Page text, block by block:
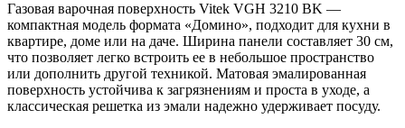
Газовая варочная поверхность Vitek VGH 3210 BK —
компактная модель формата «Домино», подходит для кухни в
квартире, доме или на даче. Ширина панели составляет 30 см,
что позволяет легко встроить ее в небольшое пространство
или дополнить другой техникой. Матовая эмалированная
поверхность устойчива к загрязнениям и проста в уходе, а
классическая решетка из эмали надежно удерживает посуду.